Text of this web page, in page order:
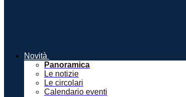
Novità
Panoramica
Le notizie
Le circolari
Calendario eventi